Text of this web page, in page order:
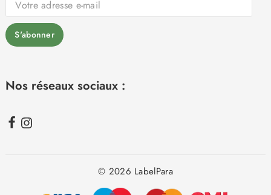
Nos réseaux sociaux :
© 2026 LabelPara